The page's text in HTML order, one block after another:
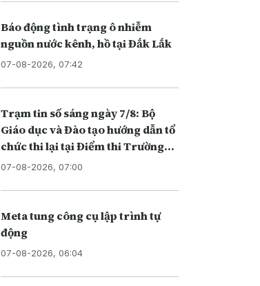
Báo động tình trạng ô nhiễm
nguồn nước kênh, hồ tại Đắk Lắk
07-08-2026, 07:42
Trạm tin số sáng ngày 7/8: Bộ
Giáo dục và Đào tạo hướng dẫn tổ
chức thi lại tại Điểm thi Trường
THPT chuyên Tuyên Quang
07-08-2026, 07:00
Meta tung công cụ lập trình tự
động
07-08-2026, 06:04